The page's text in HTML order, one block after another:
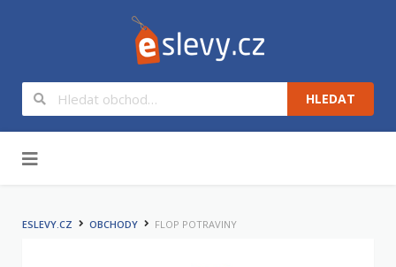
HLEDAT
ESLEVY.CZ OBCHODY FLOP POTRAVINY